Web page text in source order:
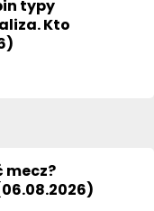
typy
Kto
mecz?